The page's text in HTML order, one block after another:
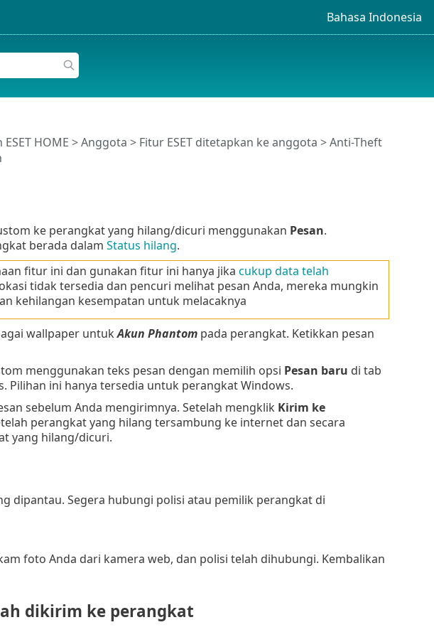
Bahasa Indonesia
HOME >Anggota > Fitur ESET ditetapkan ke anggota >Anti-Theft
ke perangkat yang hilang/dicuri menggunakan Pesan.
berada dalam Status hilang.
fitur ini dan gunakan fitur ini hanya jika cukup data telah
tidak tersedia dan pencuri melihat pesan Anda, mereka mungkin
kehilangan kesempatan untuk melacaknya
wallpaper untukAkun Phantompada perangkat. Ketikkan pesan
menggunakan teks pesan dengan memilih opsi Pesan baru di tab
Pilihan ini hanya tersedia untuk perangkat Windows.
sebelum Anda mengirimnya. Setelah mengklik Kirim ke
perangkat yang hilang tersambung ke internet dan secara
yang hilang/dicuri.
dipantau. Segera hubungi polisi atau pemilik perangkat di
foto Anda dari kamera web, dan polisi telah dihubungi. Kembalikan
dikirim ke perangkat